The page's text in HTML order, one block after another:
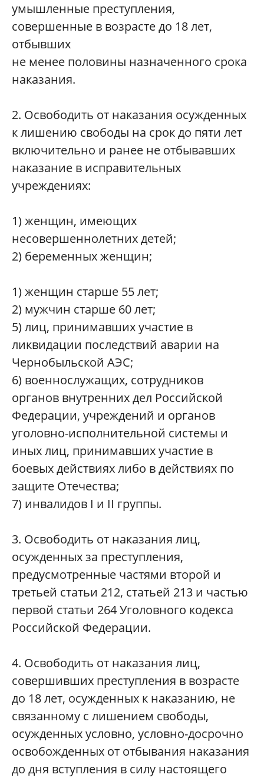
умышленные преступления,
совершенные в возрасте до 18 лет,
отбывших
не менее половины назначенного срока
наказания.
2. Освободить от наказания осужденных
к лишению свободы на срок до пяти лет
включительно и ранее не отбывавших
наказание в исправительных
учреждениях:
1) женщин, имеющих
несовершеннолетних детей;
2) беременных женщин;
1) женщин старше 55 лет;
2) мужчин старше 60 лет;
5) лиц, принимавших участие в
ликвидации последствий аварии на
Чернобыльской АЭС;
6) военнослужащих, сотрудников
органов внутренних дел Российской
Федерации, учреждений и органов
уголовно-исполнительной системы и
иных лиц, принимавших участие в
боевых действиях либо в действиях по
защите Отечества;
7) инвалидов I и II группы.
3. Освободить от наказания лиц,
осужденных за преступления,
предусмотренные частями второй и
третьей статьи 212, статьей 213 и частью
первой статьи 264 Уголовного кодекса
Российской Федерации.
4. Освободить от наказания лиц,
совершивших преступления в возрасте
до 18 лет, осужденных к наказанию, не
связанному с лишением свободы,
осужденных условно, условно-досрочно
освобожденных от отбывания наказания
до дня вступления в силу настоящего